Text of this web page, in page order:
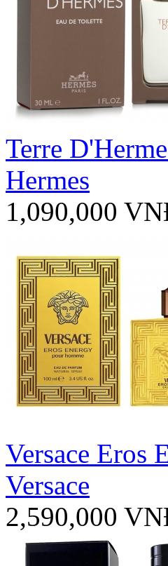
Terre
Hermes
1,090,000
Versace Eros
Versace
2,590,000